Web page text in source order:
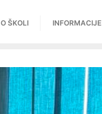
O ŠKOLI INFORMACIJE